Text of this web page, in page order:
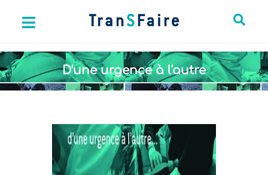
D'une urgence à l'autre